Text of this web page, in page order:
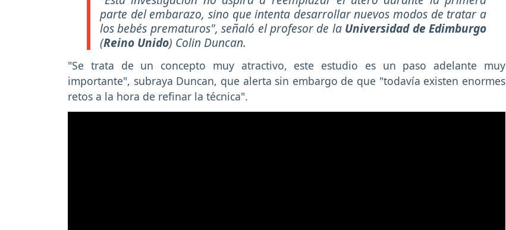
parte del embarazo, sino que intenta desarrollar nuevos modos de tratar a
los bebés prematuros", señaló el profesor de la Universidad de Edimburgo
(Reino Unido) Colin Duncan.
"Se trata de un concepto muy atractivo, este estudio es un paso adelante muy
importante", subraya Duncan, que alerta sin embargo de que "todavía existen enormes
retos a la hora de refinar la técnica".